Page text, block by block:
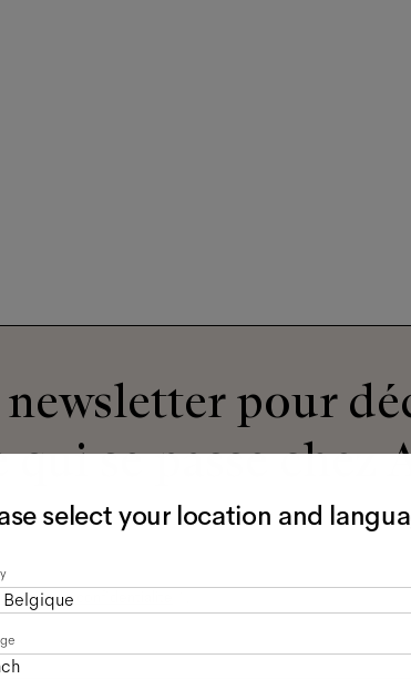
pour
se passe chez
politique de confidentialité
select your location and
Belgique